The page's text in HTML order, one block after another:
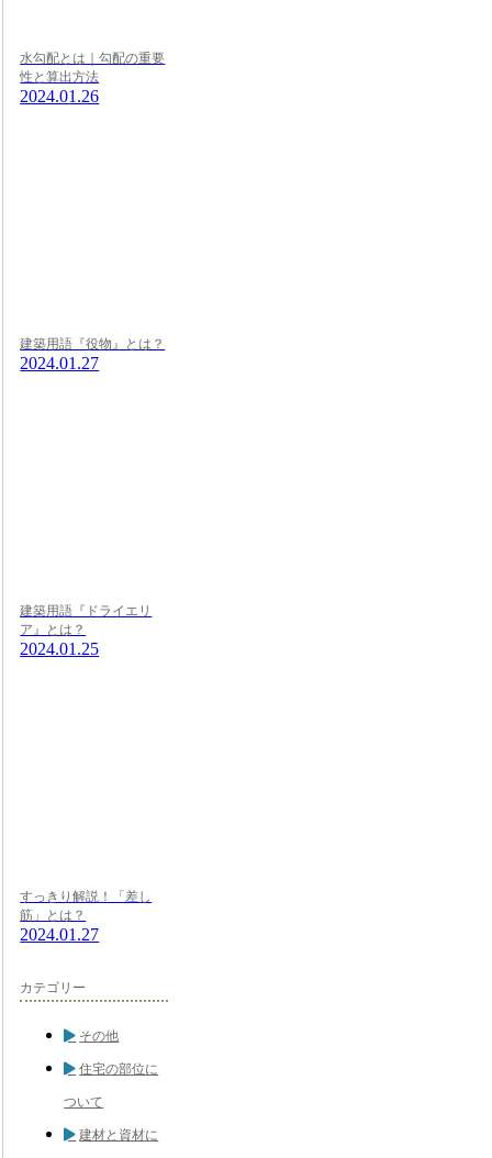
水勾配とは｜勾配の重要
性と算出方法
2024.01.26
建築用語『役物』とは？
2024.01.27
建築用語『ドライエリ
ア』とは？
2024.01.25
すっきり解説！「差し
筋」とは？
2024.01.27
カテゴリー
その他
住宅の部位に
ついて
建材と資材に